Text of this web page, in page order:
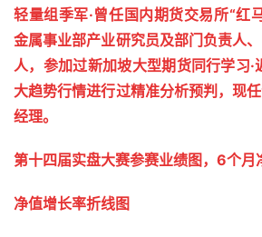
轻量组季军·曾任国内期货交易所“红
金属事业部产业研究员及部门负责人
人，参加过新加坡大型期货同行学习
大趋势行情进行过精准分析预判，现
经理。
第十四届实盘大赛参赛业绩图，6个月
净值增长率折线图